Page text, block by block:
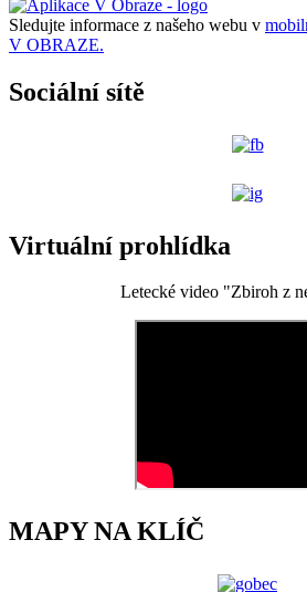
Sledujte informace z našeho webu v
V OBRAZE.
Sociální sítě
Virtuální prohlídka
Letecké video "Zbiroh z
MAPY NA KLÍČ